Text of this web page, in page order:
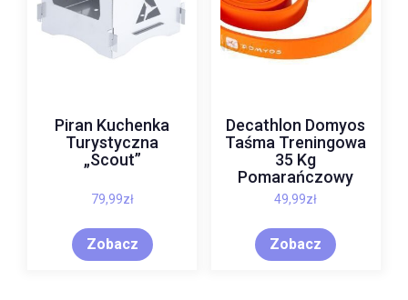
Piran Kuchenka
Turystyczna
„Scout”
79,99zł
Zobacz
Decathlon Domyos
Taśma Treningowa
35 Kg
Pomarańczowy
49,99zł
Zobacz